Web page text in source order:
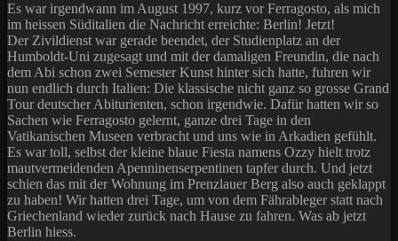
Es war irgendwann im August 1997, kurz vor Ferragosto, als mich
im heissen Süditalien die Nachricht erreichte: Berlin! Jetzt!
Der Zivildienst war gerade beendet, der Studienplatz an der
Humboldt-Uni zugesagt und mit der damaligen Freundin, die nach
dem Abi schon zwei Semester Kunst hinter sich hatte, fuhren wir
nun endlich durch Italien: Die klassische nicht ganz so grosse Grand
Tour deutscher Abiturienten, schon irgendwie. Dafür hatten wir so
Sachen wie Ferragosto gelernt, ganze drei Tage in den
Vatikanischen Museen verbracht und uns wie in Arkadien gefühlt.
Es war toll, selbst der kleine blaue Fiesta namens Ozzy hielt trotz
mautvermeidenden Apenninenserpentinen tapfer durch. Und jetzt
schien das mit der Wohnung im Prenzlauer Berg also auch geklappt
zu haben! Wir hatten drei Tage, um von dem Fährableger statt nach
Griechenland wieder zurück nach Hause zu fahren. Was ab jetzt
Berlin hiess.